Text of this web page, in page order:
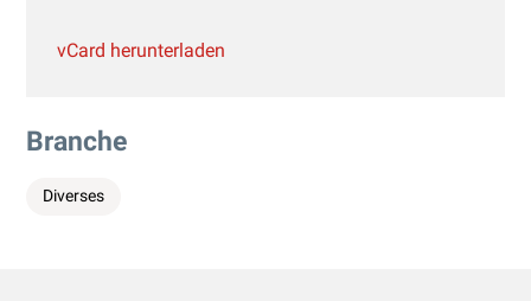
vCard herunterladen
Branche
Diverses